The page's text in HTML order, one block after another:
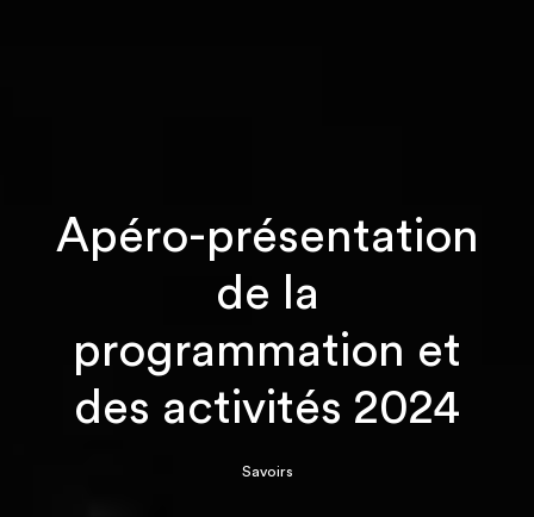
Apéro-présentation
de la
programmation et
des activités 2024
Savoirs